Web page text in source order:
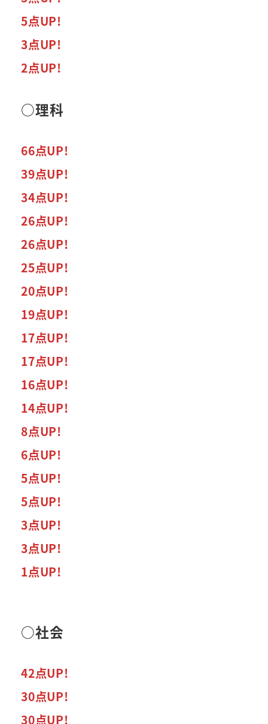
5点UP!
3点UP!
2点UP!
○理科
66点UP!
39点UP!
34点UP!
26点UP!
26点UP!
25点UP!
20点UP!
19点UP!
17点UP!
17点UP!
16点UP!
14点UP!
8点UP!
6点UP!
5点UP!
5点UP!
3点UP!
3点UP!
1点UP!
○社会
42点UP!
30点UP!
30点UP!